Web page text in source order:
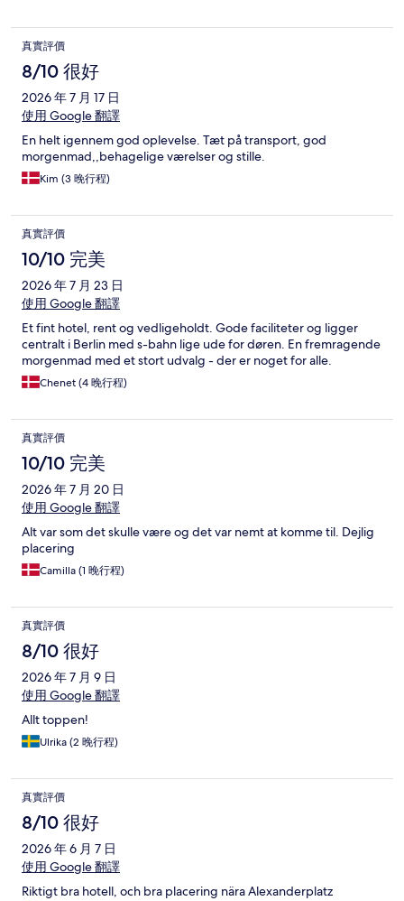
真實評價
8/10 很好
2026 年 7 月 17 日
使用 Google 翻譯
En helt igennem god oplevelse. Tæt på transport, god
morgenmad,,behagelige værelser og stille.
Kim (3 晚行程)
真實評價
10/10 完美
2026 年 7 月 23 日
使用 Google 翻譯
Et fint hotel, rent og vedligeholdt. Gode faciliteter og ligger
centralt i Berlin med s-bahn lige ude for døren. En fremragende
morgenmad med et stort udvalg - der er noget for alle.
Chenet (4 晚行程)
真實評價
10/10 完美
2026 年 7 月 20 日
使用 Google 翻譯
Alt var som det skulle være og det var nemt at komme til. Dejlig
placering
Camilla (1 晚行程)
真實評價
8/10 很好
2026 年 7 月 9 日
使用 Google 翻譯
Allt toppen!
Ulrika (2 晚行程)
真實評價
8/10 很好
2026 年 6 月 7 日
使用 Google 翻譯
Riktigt bra hotell, och bra placering nära Alexanderplatz